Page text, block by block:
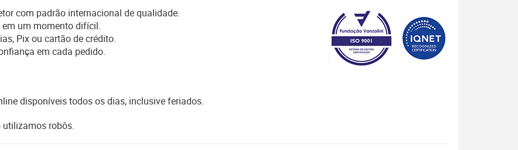
com padrão internacional de qualidade.
um momento difícil.
Pix ou cartão de crédito.
em cada pedido.
disponíveis todos os dias, inclusive feriados.
robôs.